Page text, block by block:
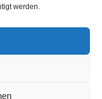
werden.